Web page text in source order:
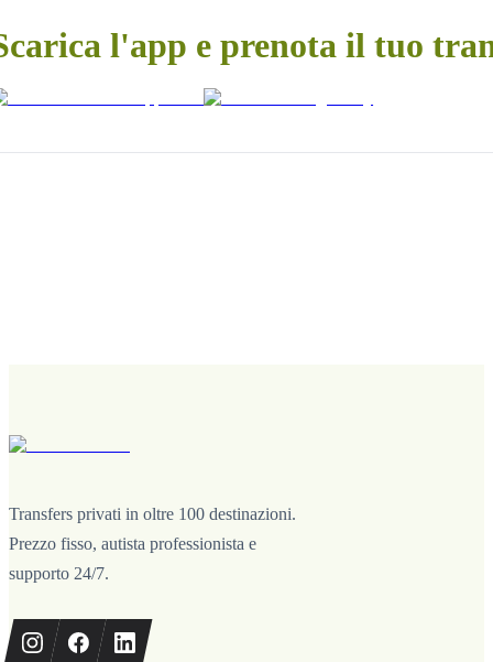
l'app e prenota il tuo
Transfers privati in oltre 100 destinazioni.
Prezzo fisso, autista professionista e
supporto 24/7.